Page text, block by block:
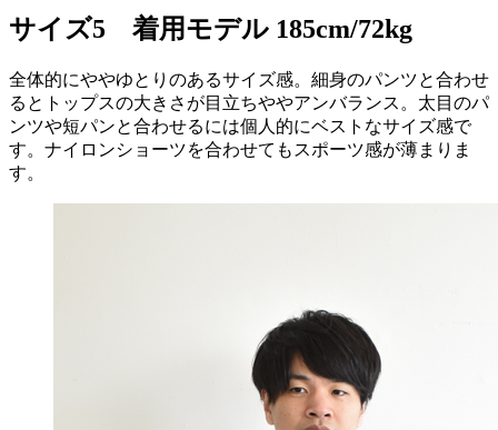
サイズ5 着用モデル 185cm/72kg
全体的にややゆとりのあるサイズ感。細身のパンツと合わせ
るとトップスの大きさが目立ちややアンバランス。太目のパ
ンツや短パンと合わせるには個人的にベストなサイズ感で
す。ナイロンショーツを合わせてもスポーツ感が薄まりま
す。